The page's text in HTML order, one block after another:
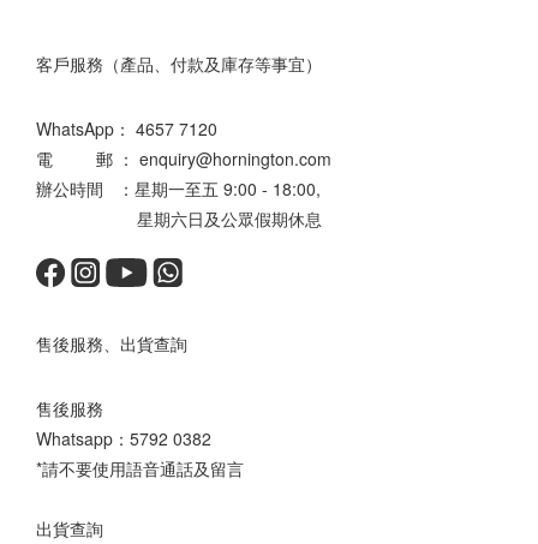
客戶服務（產品、付款及庫存等事宜）
WhatsApp： 4657 7120
電 郵 ： enquiry@hornington.com
辦公時間 ：星期一至五 9:00 - 18:00,
星期六日及公眾假期休息
售後服務、出貨查詢
售後服務
Whatsapp： 5792 0382
*請不要使用語音通話及留言
出貨查詢